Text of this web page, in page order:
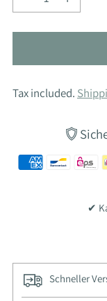
Tax included.
✔
Schneller